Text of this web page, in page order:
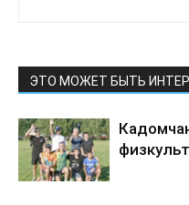
ЭТО МОЖЕТ БЫТЬ